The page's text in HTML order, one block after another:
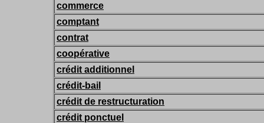
commerce
comptant
contrat
coopérative
crédit additionnel
crédit-bail
crédit de restructuration
crédit ponctuel